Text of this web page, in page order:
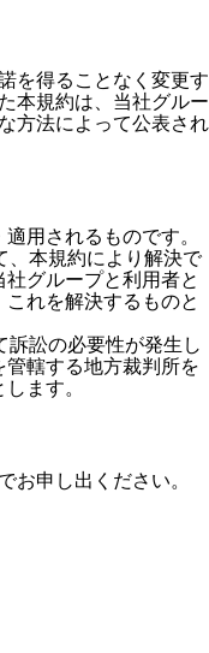
を得ることなく変更す
本規約は、当社グルー
方法によって公表され
用されるものです。
、本規約により解決で
グループと利用者と
れを解決するものと
訟の必要性が発生し
轄する地方裁判所を
ます。
お申し出ください。